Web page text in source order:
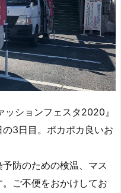
ションフェスタ2020』
3日目。ポカポカ良いお
防のための検温、マス
ご不便をおかけしてお